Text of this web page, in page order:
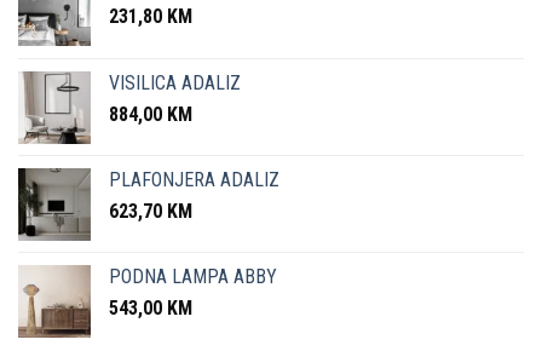
231,80 KM
VISILICA ADALIZ
884,00 KM
PLAFONJERA ADALIZ
623,70 KM
PODNA LAMPA ABBY
543,00 KM